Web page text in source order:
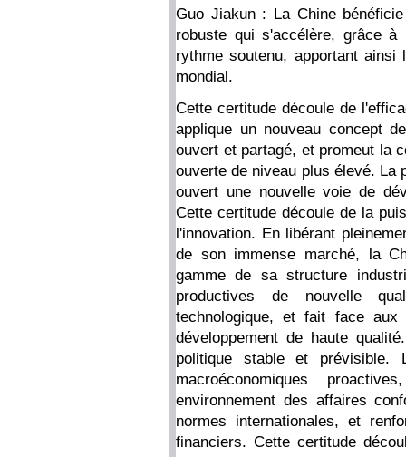
Guo Jiakun : La Chine
robuste qui s'accélère, grâce
rythme soutenu, apportant ainsi
mondial.
Cette certitude découle de
applique un nouveau concept
ouvert et partagé, et promeut la
ouverte de niveau plus élevé. La
ouvert une nouvelle voie de
Cette certitude découle de la
l'innovation. En libérant
de son immense marché, la
gamme de sa structure
productives de nouvelle
technologique, et fait face
développement de haute
politique stable et
macroéconomiques
environnement des affaires
normes internationales, et
financiers. Cette certitude